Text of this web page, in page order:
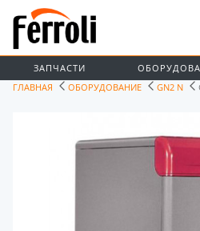
ЗАПЧАСТИ
ГЛАВНАЯ
ОБОРУДОВАНИЕ GN2 N